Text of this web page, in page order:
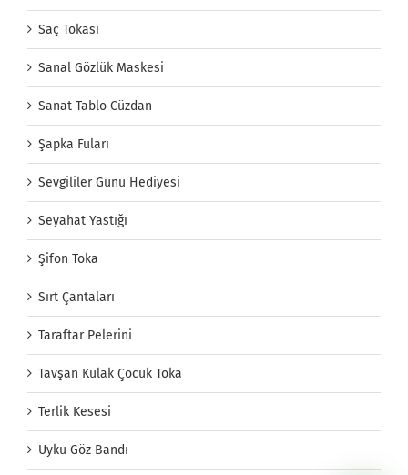
Saç Tokası
Sanal Gözlük Maskesi
Sanat Tablo Cüzdan
Şapka Fuları
Sevgililer Günü Hediyesi
Seyahat Yastığı
Şifon Toka
Sırt Çantaları
Taraftar Pelerini
Tavşan Kulak Çocuk Toka
Terlik Kesesi
Uyku Göz Bandı